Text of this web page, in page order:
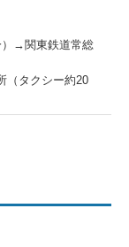
）→関東鉄道常総
（タクシー約20